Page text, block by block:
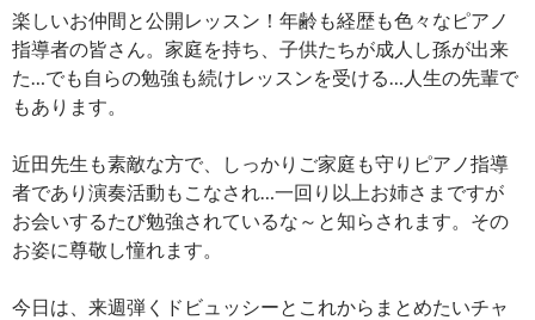
楽しいお仲間と公開レッスン！年齢も経歴も色々なピアノ
指導者の皆さん。家庭を持ち、子供たちが成人し孫が出来
た…でも自らの勉強も続けレッスンを受ける…人生の先輩で
もあります。
近田先生も素敵な方で、しっかりご家庭も守りピアノ指導
者であり演奏活動もこなされ…一回り以上お姉さまですが
お会いするたび勉強されているな～と知らされます。その
お姿に尊敬し憧れます。
今日は、来週弾くドビュッシーとこれからまとめたいチャ